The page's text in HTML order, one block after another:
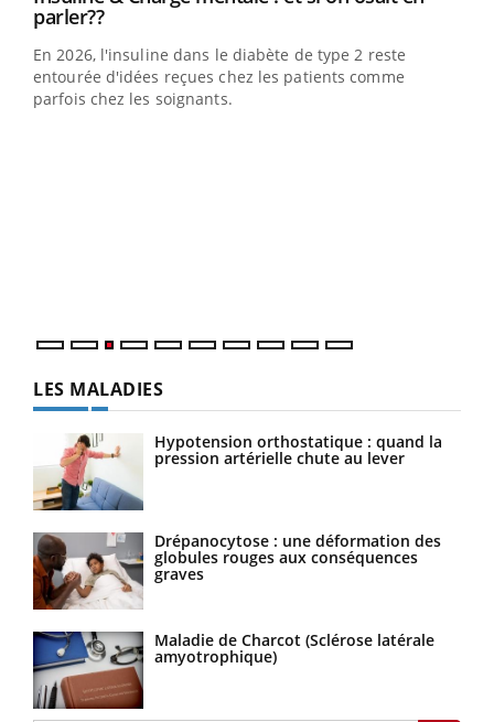
parler??Youtube
En 2026, l'insuline dans le diabète de type 2 reste
entourée d'idées reçues chez les patients comme
parfois chez les soignants.
LES MALADIES
Hypotension orthostatique : quand la
pression artérielle chute au lever
Drépanocytose : une déformation des
globules rouges aux conséquences
graves
Maladie de Charcot (Sclérose latérale
amyotrophique)